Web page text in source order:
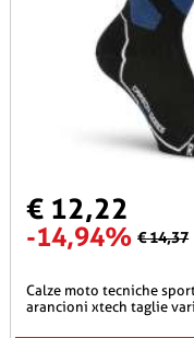
€ 12,22
-14,94% € 14,37
calze moto tecniche sportive estive leggere corte grigie e
arancioni xtech taglie